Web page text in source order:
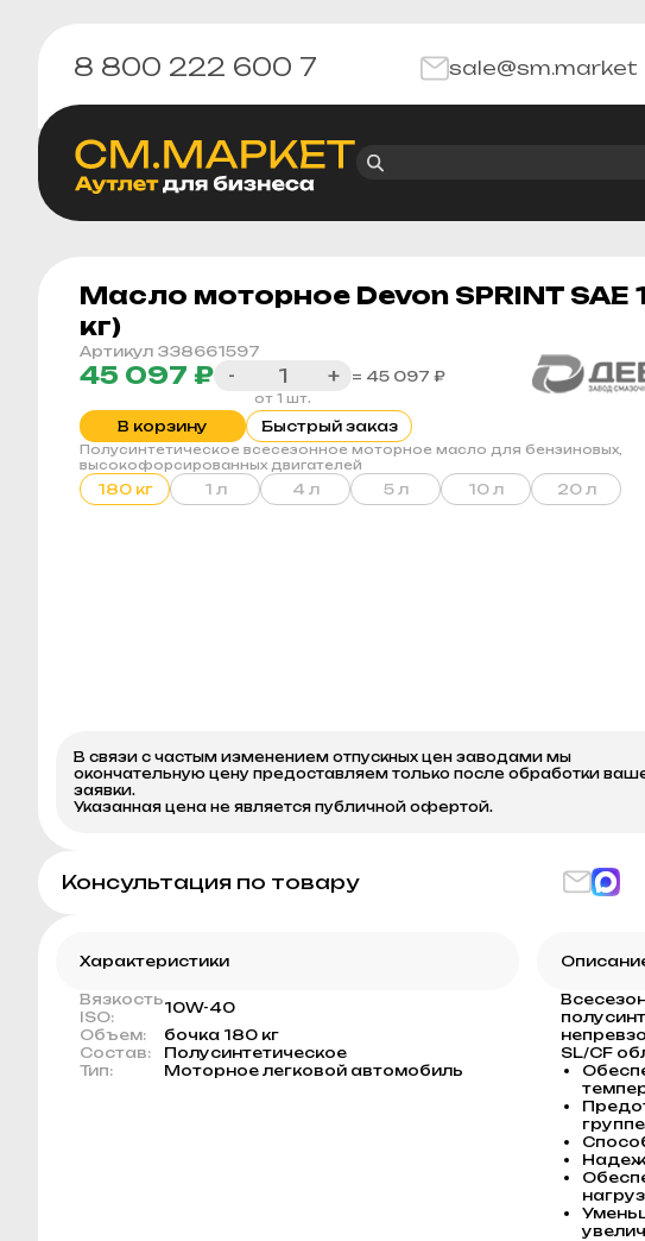
8 800 222 600 7 sale@sm.market
Масло моторное Devon SPRINT SAE
кг)
Артикул 338661597
45 097 ₽ - +
от 1 шт.
= 45 097 ₽
В корзину Быстрый заказ
Полусинтетическое всесезонное моторное масло для бензиновых,
высокофорсированных двигателей
180 кг 1 л 4 л 5 л 10 л 20 л
В связи с частым изменением отпускных цен заводами мы
окончательную цену предоставляем только после обработки
заявки.
Указанная цена не является публичной офертой.
Консультация по товару
Характеристики
Вязкость
ISO:
10W-40
Объем:
бочка 180 кг
Состав:
Полусинтетическое
Тип:
Моторное легковой автомобиль
SL/CF
группе